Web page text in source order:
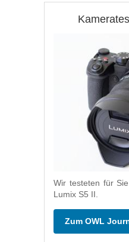
Wir testeten für
Lumix S5 II.
Zum OWL